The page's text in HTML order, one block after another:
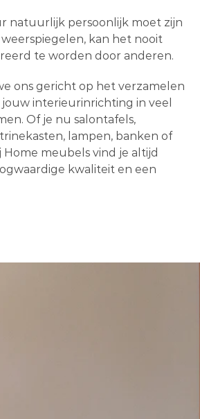
natuurlijk persoonlijk moet zijn
kan het nooit
te worden door anderen.
ons gericht op het verzamelen
jouw interieurinrichting in veel
Of je nu salontafels,
lampen, banken of
meubels vind je altijd
kwaliteit en een